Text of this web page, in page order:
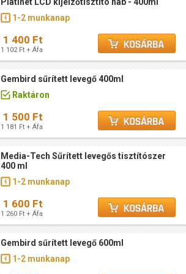
1-2 munkanap
1 400 Ft
1 102 Ft + Áfa
Gembird sűrített levegő 400ml
Raktáron
1 500 Ft
1 181 Ft + Áfa
Media-Tech Sűrített levegős tisztítószer
400 ml
1-2 munkanap
1 600 Ft
1 260 Ft + Áfa
Gembird sűrített levegő 600ml
1-2 munkanap